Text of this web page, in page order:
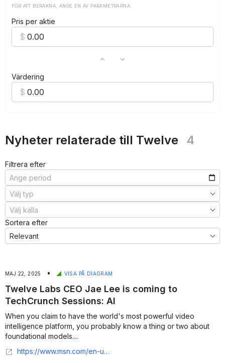
FÖR ATT BERÄKNA, ANGE EN AV PARAMETRARNA
Pris per aktie
Värdering
Nyheter relaterade till Twelve 4
Filtrera efter
Sortera efter
MAJ 22, 2025 • VISA PÅ DIAGRAM
Twelve Labs CEO Jae Lee is coming to
TechCrunch Sessions: AI
When you claim to have the world's most powerful video
intelligence platform, you probably know a thing or two about
foundational models....
https://www.msn.com/en-us/news/technology/twelve-labs-ceo-jae-lee-is-coming-to-techcrunch-sessions-ai/ar-AA1F9gkg